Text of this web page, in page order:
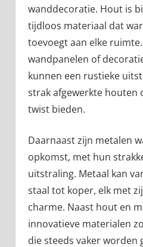
wanddecoratie. Hout is
tijdloos materiaal dat
toevoegt aan elke
wandpanelen of
kunnen een rustieke
strak afgewerkte houten
twist bieden.
Daarnaast zijn metalen
opkomst, met hun
uitstraling. Metaal kan
staal tot koper, elk met
charme. Naast hout en
innovatieve materialen
die steeds vaker worden